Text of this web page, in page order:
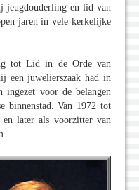
jeugdouderling en lid van
jaren in vele kerkelijke
tot Lid in de Orde van
een juwelierszaak had in
ingezet voor de belangen
binnenstad. Van 1972 tot
en later als voorzitter van